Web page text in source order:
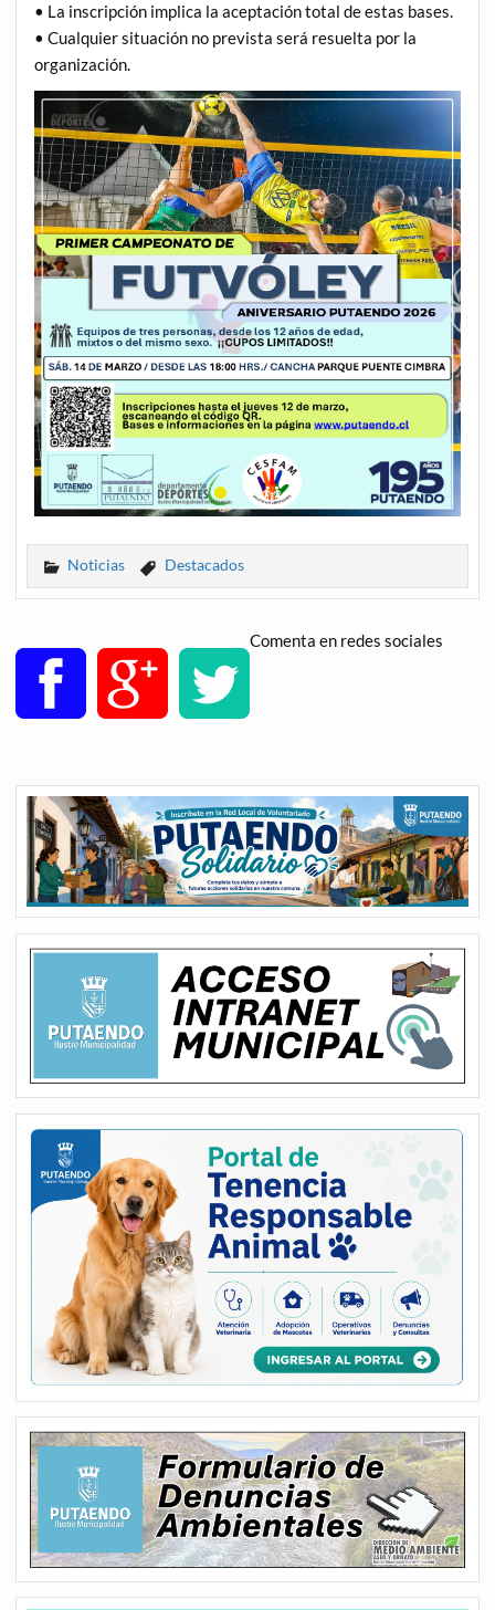
• La inscripción implica la aceptación total de estas bases.
• Cualquier situación no prevista será resuelta por la
organización.
Noticias Destacados
Comenta en redes sociales